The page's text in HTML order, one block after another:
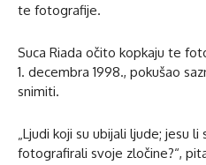
te fotografije.
Suca Riada očito kopkaju te
1. decembra 1998., pokušao
snimiti.
„Ljudi koji su ubijali ljude; jesu
fotografirali svoje zločine?“,